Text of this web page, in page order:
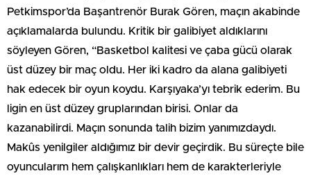
Petkimspor’da Başantrenör Burak Gören, maçın akabinde
açıklamalarda bulundu. Kritik bir galibiyet aldıklarını
söyleyen Gören, “Basketbol kalitesi ve çaba gücü olarak
üst düzey bir maç oldu. Her iki kadro da alana galibiyeti
hak edecek bir oyun koydu. Karşıyaka’yı tebrik ederim. Bu
ligin en üst düzey gruplarından birisi. Onlar da
kazanabilirdi. Maçın sonunda talih bizim yanımızdaydı.
Makûs yenilgiler aldığımız bir devir geçirdik. Bu süreçte bile
oyuncularım hem çalışkanlıkları hem de karakterleriyle